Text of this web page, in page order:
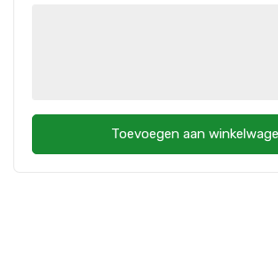
Toevoegen aan